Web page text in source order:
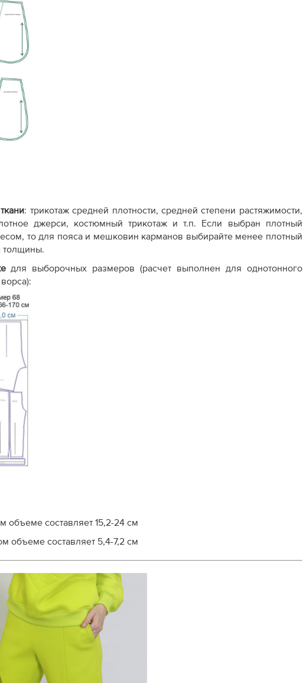
: трикотаж средней плотности, средней степени растяжимости,
джерси, костюмный трикотаж и т.п. Если выбран плотный
то для пояса и мешковин карманов выбирайте менее плотный
толщины.
для выборочных размеров (расчет выполнен для однотонного
объеме составляет 15,2-24 см
объеме составляет 5,4-7,2 см